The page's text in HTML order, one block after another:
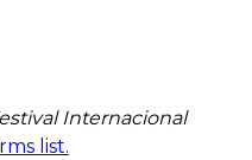
Internacional
list.